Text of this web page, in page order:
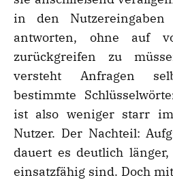
in den
antworten, ohne auf
zurückgreifen zu
versteht Anfragen
bestimmte
ist also weniger starr
Nutzer. Der Nachteil:
dauert es deutlich
einsatzfähig sind. Doch